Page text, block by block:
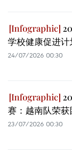
学校健康促进计
24/07/2026 00:30
赛：越南队荣
23/07/2026 00:30